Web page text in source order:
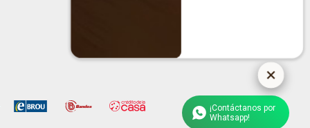
¡Contáctanos por
Whatsapp!